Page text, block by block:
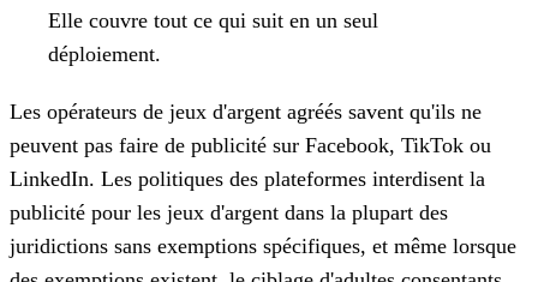
Elle couvre tout ce qui suit en un seul
déploiement.
Les opérateurs de jeux d'argent agréés savent qu'ils ne
peuvent pas faire de publicité sur Facebook, TikTok ou
LinkedIn. Les politiques des plateformes interdisent la
publicité pour les jeux d'argent dans la plupart des
juridictions sans exemptions spécifiques, et même lorsque